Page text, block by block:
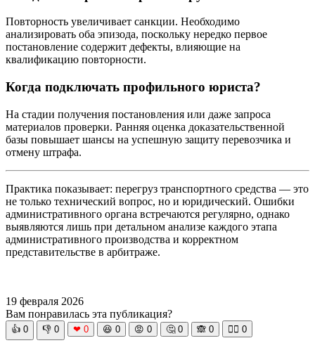
Повторность увеличивает санкции. Необходимо
анализировать оба эпизода, поскольку нередко первое
постановление содержит дефекты, влияющие на
квалификацию повторности.
Когда подключать профильного юриста?
На стадии получения постановления или даже запроса
материалов проверки. Ранняя оценка доказательственной
базы повышает шансы на успешную защиту перевозчика и
отмену штрафа.
Практика показывает: перегруз транспортного средства — это
не только технический вопрос, но и юридический. Ошибки
административного органа встречаются регулярно, однако
выявляются лишь при детальном анализе каждого этапа
административного производства и корректном
представительстве в арбитраже.
19 февраля 2026
Вам понравилась эта публикация?
👍 0 👎 0 ❤ 0 😆 0 😡 0 🤔 0 🙈 0 🧘‍♀️ 0